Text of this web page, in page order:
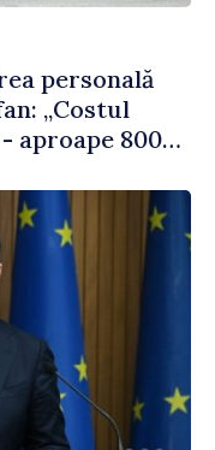
personală
„Costul
aproape 800